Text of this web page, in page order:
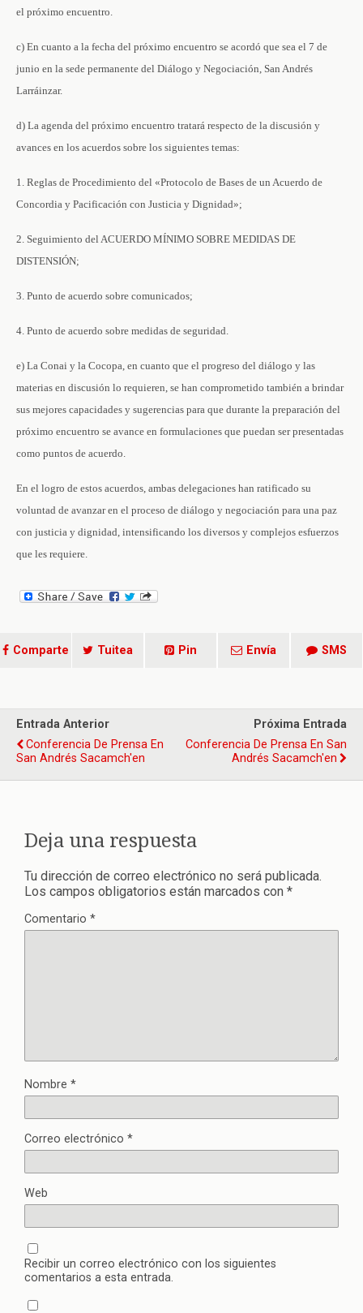
el próximo encuentro.
c) En cuanto a la fecha del próximo encuentro se acordó que sea el 7 de
junio en la sede permanente del Diálogo y Negociación, San Andrés
Larráinzar.
d) La agenda del próximo encuentro tratará respecto de la discusión y
avances en los acuerdos sobre los siguientes temas:
1. Reglas de Procedimiento del «Protocolo de Bases de un Acuerdo de
Concordia y Pacificación con Justicia y Dignidad»;
2. Seguimiento del ACUERDO MÍNIMO SOBRE MEDIDAS DE
DISTENSIÓN;
3. Punto de acuerdo sobre comunicados;
4. Punto de acuerdo sobre medidas de seguridad.
e) La Conai y la Cocopa, en cuanto que el progreso del diálogo y las
materias en discusión lo requieren, se han comprometido también a brindar
sus mejores capacidades y sugerencias para que durante la preparación del
próximo encuentro se avance en formulaciones que puedan ser presentadas
como puntos de acuerdo.
En el logro de estos acuerdos, ambas delegaciones han ratificado su
voluntad de avanzar en el proceso de diálogo y negociación para una paz
con justicia y dignidad, intensificando los diversos y complejos esfuerzos
que les requiere.
Comparte Tuitea Pin Envía SMS
Entrada Anterior
Conferencia De Prensa En
San Andrés Sacamch'en
Próxima Entrada
Conferencia De Prensa En San
Andrés Sacamch'en
Deja una respuesta
Tu dirección de correo electrónico no será publicada.
Los campos obligatorios están marcados con *
Comentario *
Nombre *
Correo electrónico *
Web
Recibir un correo electrónico con los siguientes
comentarios a esta entrada.